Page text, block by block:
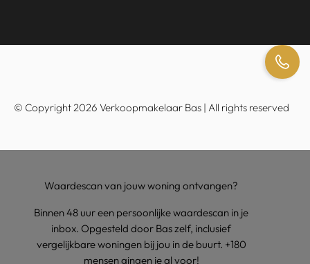
© Copyright 2026 Verkoopmakelaar Bas | All rights reserved
Waardescan van jouw woning ontvangen?
Binnen 48 uur een persoonlijke waardescan in je
inbox. Opgesteld door Bas zelf, inclusief
vergelijkbare woningen bij jou in de buurt. +180
mensen gingen je al voor!